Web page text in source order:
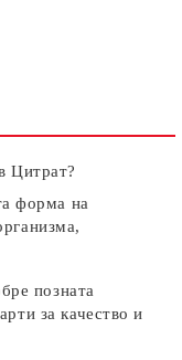
Цитрат?
форма на
позната
за качество и